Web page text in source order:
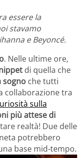
essere la
stavamo
e Beyoncé.
. Nelle ultime ore,
di quella che
sogno che tutti
collaborazione tra
sulla
più attese di
realtà! Due delle
potrebbero
base mid-tempo.